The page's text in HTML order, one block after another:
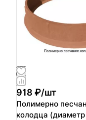
918 ₽/шт
Полимерно
колодца